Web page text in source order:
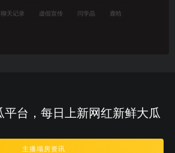
聊天记录 虚假宣传 闫学晶 鹿晗
平台，每日上新网红新鲜大瓜
主播塌房资讯